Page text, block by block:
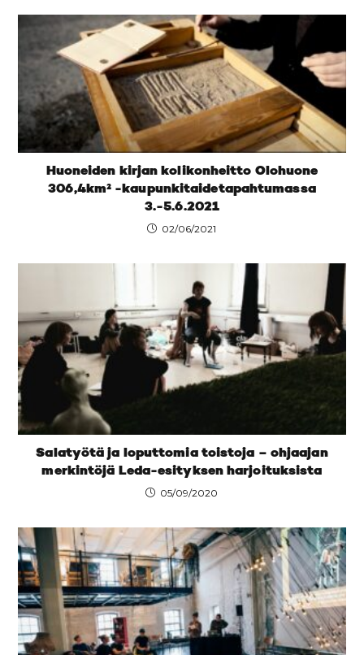
Huoneiden kirjan kolikonheitto Olohuone
306,4km² -kaupunkitaidetapahtumassa
3.-5.6.2021
02/06/2021
Salatyötä ja loputtomia toistoja – ohjaajan
merkintöjä Leda-esityksen harjoituksista
05/09/2020